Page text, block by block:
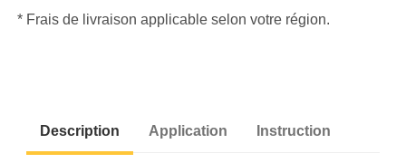
* Frais de livraison applicable selon votre région.
Description Application Instruction